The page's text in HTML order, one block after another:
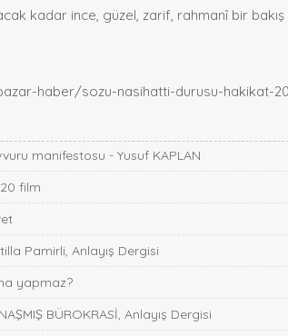
kadar ince, güzel, zarif, rahmanî bir
haber/sozu-nasihatti-durusu-hakikat-
manifestosu - Yusuf KAPLAN
film
Pamirli, Anlayış Dergisi
yapmaz?
BÜROKRASİ, Anlayış Dergisi